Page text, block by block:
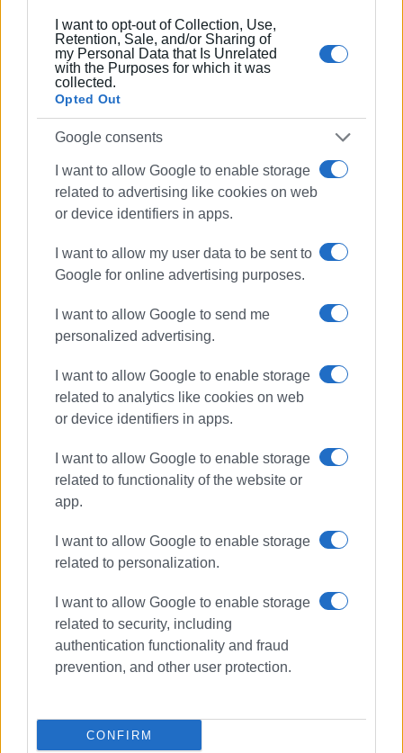
I want to opt-out of Collection, Use,
Retention, Sale, and/or Sharing of
my Personal Data that Is Unrelated
with the Purposes for which it was
collected.
Opted Out
Google consents
I want to allow Google to enable storage
related to advertising like cookies on web
or device identifiers in apps.
I want to allow my user data to be sent to
Google for online advertising purposes.
I want to allow Google to send me
personalized advertising.
I want to allow Google to enable storage
related to analytics like cookies on web
or device identifiers in apps.
I want to allow Google to enable storage
related to functionality of the website or
app.
I want to allow Google to enable storage
related to personalization.
I want to allow Google to enable storage
related to security, including
authentication functionality and fraud
prevention, and other user protection.
CONFIRM
ΓΙΩΡΓΟΣ ΚΑΤΣΑΪΤΗΣ
Είναι ο εκδότης - διευθυντής της Ενημέρωσης.
Έχει σπουδάσει και εργαστεί ως μηχανικός και
ηλεκτρονικός. Δημοσιογραφεί από τις αρχές της
δεκαετίας του 1980. Έχει συνεργαστεί με σχεδόν
όλες τις αθηναϊκές εφημερίδες. Διετέλεσε
Περιφερειακών Εφημερίδων, τον οποίον
υπηρέτησε και από τη θέση του γενικού
γραμματέα στο δ.σ. επί οκτώ χρόνια. Πιστεύει
στην ενημέρωση είναι το ενδιαφέρον του για τα
κοινά και στην επικοινωνία η έντιμη και
Συνδρομητές στο e-paper